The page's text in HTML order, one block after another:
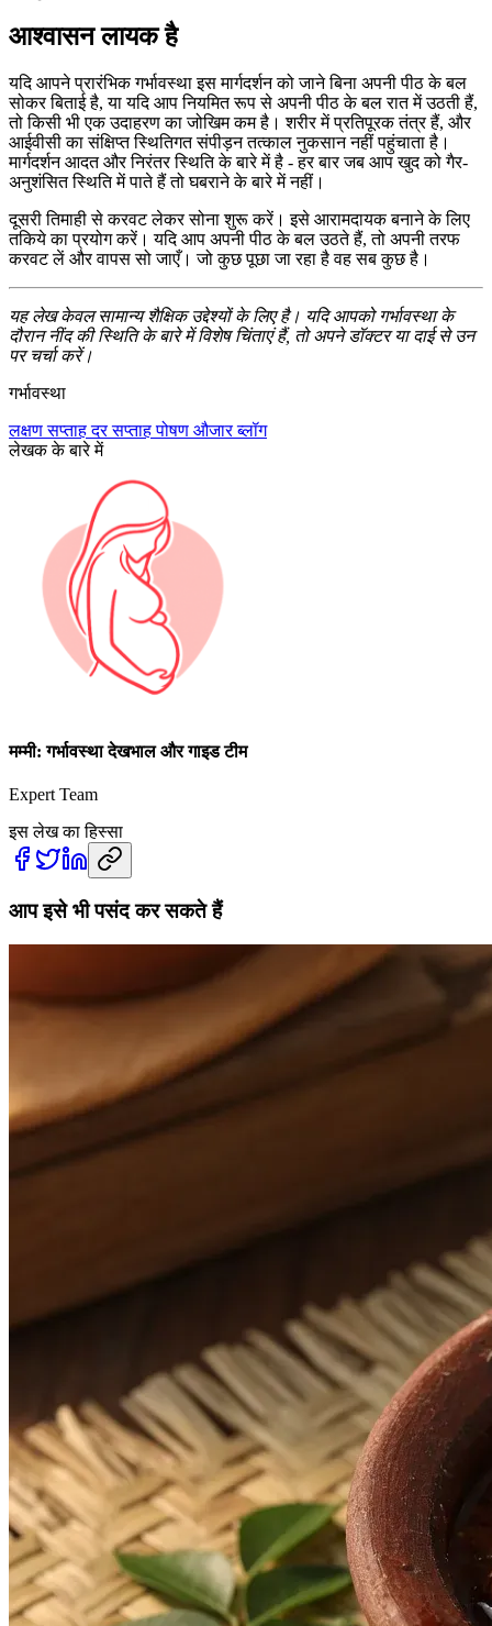
आश्वासन लायक है
यदि आपने प्रारंभिक गर्भावस्था इस मार्गदर्शन को जाने बिना अपनी पीठ के बल
सोकर बिताई है, या यदि आप नियमित रूप से अपनी पीठ के बल रात में उठती हैं,
तो किसी भी एक उदाहरण का जोखिम कम है। शरीर में प्रतिपूरक तंत्र हैं, और
आईवीसी का संक्षिप्त स्थितिगत संपीड़न तत्काल नुकसान नहीं पहुंचाता है।
मार्गदर्शन आदत और निरंतर स्थिति के बारे में है - हर बार जब आप खुद को गैर-
अनुशंसित स्थिति में पाते हैं तो घबराने के बारे में नहीं।
दूसरी तिमाही से करवट लेकर सोना शुरू करें। इसे आरामदायक बनाने के लिए
तकिये का प्रयोग करें। यदि आप अपनी पीठ के बल उठते हैं, तो अपनी तरफ
करवट लें और वापस सो जाएँ। जो कुछ पूछा जा रहा है वह सब कुछ है।
यह लेख केवल सामान्य शैक्षिक उद्देश्यों के लिए है। यदि आपको गर्भावस्था के
दौरान नींद की स्थिति के बारे में विशेष चिंताएं हैं, तो अपने डॉक्टर या दाई से उन
पर चर्चा करें।
गर्भावस्था
लक्षणसप्ताह दर सप्ताहपोषण औजारब्लॉग
लेखक के बारे में
मम्मी: गर्भावस्था देखभाल और गाइड टीम
Expert Team
इस लेख का हिस्सा
आप इसे भी पसंद कर सकते हैं